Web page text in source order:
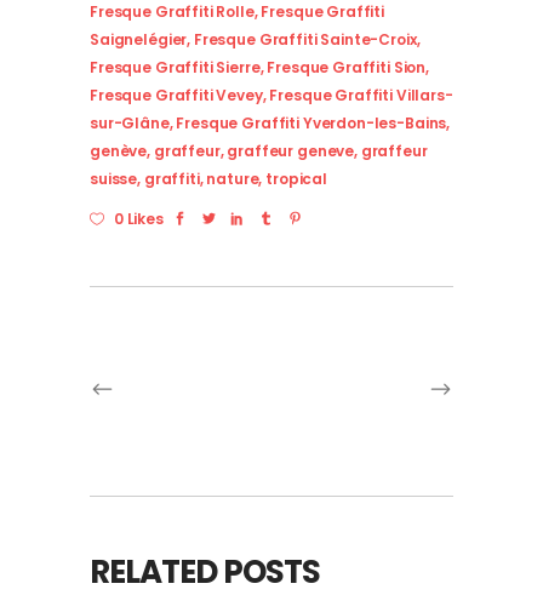
Fresque Graffiti Rolle,Fresque Graffiti
Saignelégier, Fresque Graffiti Sainte-Croix,
Fresque Graffiti Sierre,Fresque Graffiti Sion,
Fresque Graffiti Vevey,Fresque Graffiti Villars-
sur-Glâne,Fresque Graffiti Yverdon-les-Bains,
genève, graffeur,graffeur geneve, graffeur
suisse, graffiti,nature, tropical
0 Likes
RELATED POSTS